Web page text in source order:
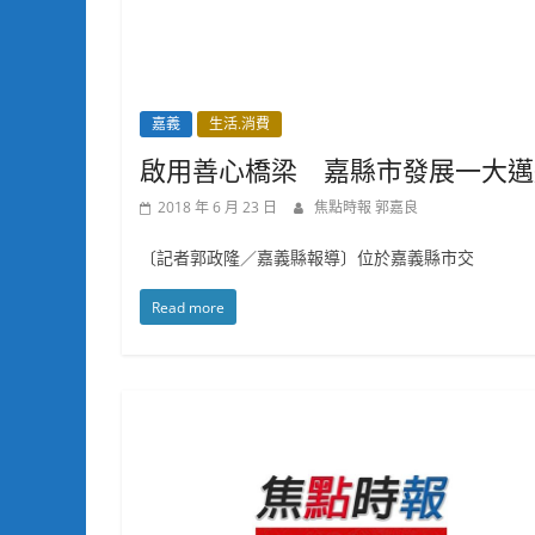
嘉義 生活.消費
啟用善心橋梁 嘉縣市發展一大
2018 年 6 月 23 日 焦點時報 郭嘉良
〔記者郭政隆／嘉義縣報導〕位於嘉義縣市交
Read more